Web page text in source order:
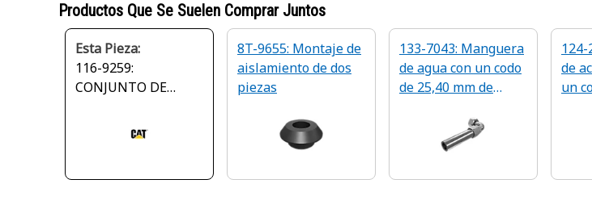
Productos Que Se Suelen Comprar Juntos
Esta Pieza:
116-9259:
CONJUNTO DE
8T-9655: Montaje de
aislamiento de dos
piezas
133-7043: Manguera
de agua con un codo
de 25,40 mm de
de
un